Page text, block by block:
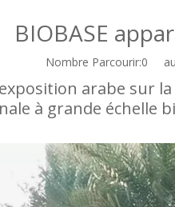
BIOBASE
Nombre Parcourir:0
arabe sur
à grande échelle